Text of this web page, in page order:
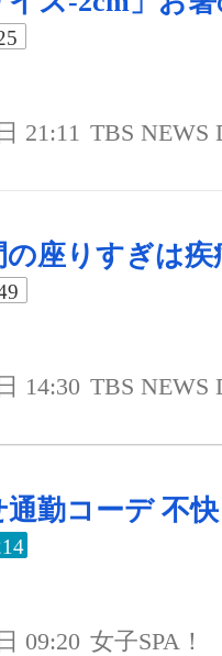
21:11 TBS NEWS
の座りすぎは疾
14:30 TBS NEWS
通勤コーデ 不
09:20 女子SPA！